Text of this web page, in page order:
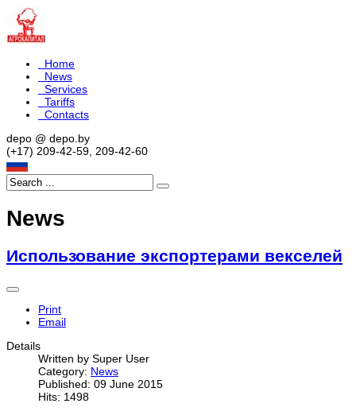
Home
News
Services
Tariffs
Contacts
depo @ depo.by
(+17) 209-42-59, 209-42-60
News
Использование экспортерами векселей
Print
Email
Details
Written by Super User
Category: News
Published: 09 June 2015
Hits: 1498